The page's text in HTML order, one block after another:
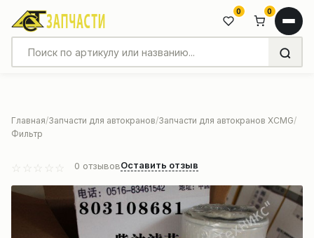
0 0
Главная Запчасти для автокранов Запчасти для автокранов XCMG
Фильтр
0 отзывовОставить отзыв